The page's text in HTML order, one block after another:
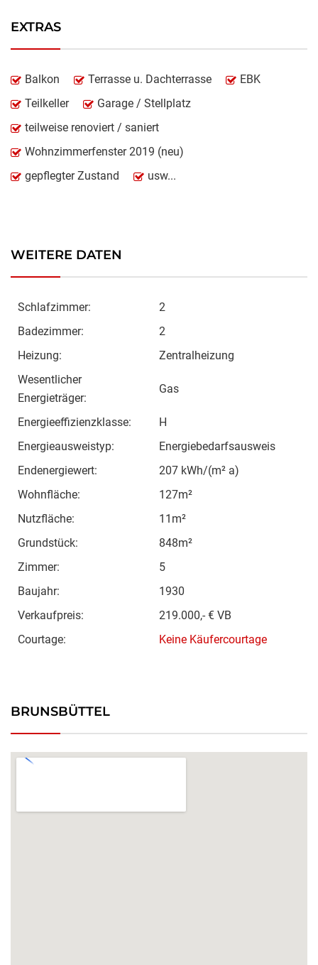
EXTRAS
Balkon Terrasse u. Dachterrasse
EBK
Teilkeller
Garage / Stellplatz
teilweise renoviert / saniert
Wohnzimmerfenster 2019 (neu)
gepflegter Zustand
usw...
WEITERE DATEN
Schlafzimmer:
2
Badezimmer:
2
Heizung:
Zentralheizung
Wesentlicher
Energieträger:
Gas
Energieeffizienzklasse:
H
Energieausweistyp:
Energiebedarfsausweis
Endenergiewert:
207 kWh/(m² a)
Wohnfläche:
127m²
Nutzfläche:
11m²
Grundstück:
848m²
Zimmer:
5
Baujahr:
1930
Verkaufpreis:
219.000,- € VB
Courtage:
Keine Käufercourtage
BRUNSBÜTTEL